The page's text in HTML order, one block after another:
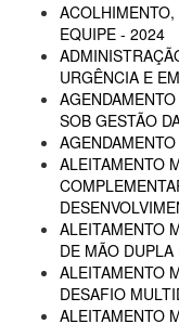
EQUIPE - 2024
URGÊNCIA E
SOB GESTÃO
ALEITAMENTO
ALEITAMENTO
DE MÃO
ALEITAMENTO
DESAFIO
ALEITAMENTO